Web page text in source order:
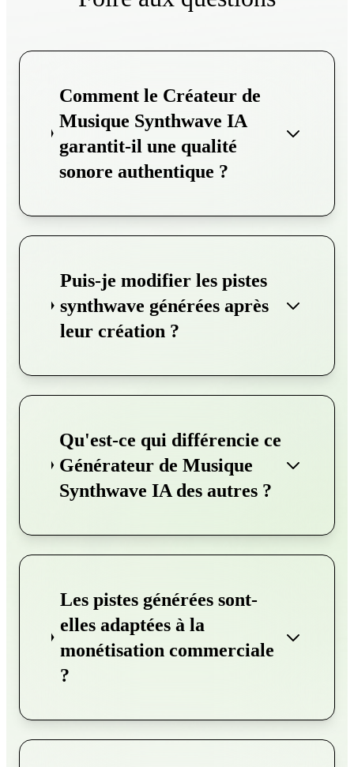
Comment le Créateur de
Musique Synthwave IA
garantit-il une qualité
sonore authentique ?
Puis-je modifier les pistes
synthwave générées après
leur création ?
Qu'est-ce qui différencie ce
Générateur de Musique
Synthwave IA des autres ?
Les pistes générées sont-
elles adaptées à la
monétisation commerciale
?